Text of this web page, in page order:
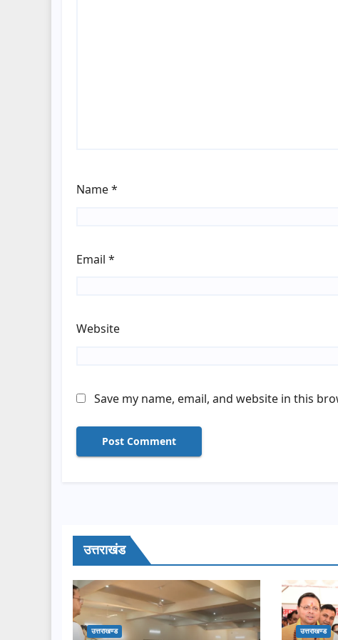
Name*
Email *
Website
Save my name, email, and website in this
उत्तराखंड
उत्तराखण्ड उत्तराखण्ड